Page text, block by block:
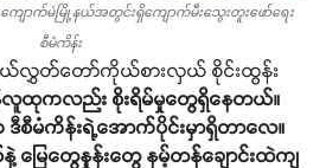
ကျောက်မဲမြို့နယ်အတွင်းရှိကျောက်မီးသွေးတူးဖော်ရေး
စီမံကိန်း
ယ်လွှတ်တော်ကိုယ်စားလှယ် စိုင်းထွန်း
န်လူထုကလည်း စိုးရိမ်မှုတွေရှိနေတယ်။
မံကိန်းရဲ့အောက်ပိုင်းမှာရှိတာလေ။
မြေတွေနှုန်းတွေ နမ့်တန်ချောင်းထဲကျ